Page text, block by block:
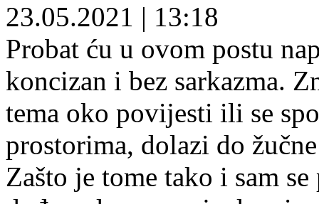
23.05.2021 | 13:18
Probat ću u ovom postu
koncizan i bez sarkazma.
tema oko povijesti ili se
prostorima, dolazi do
Zašto je tome tako i sam